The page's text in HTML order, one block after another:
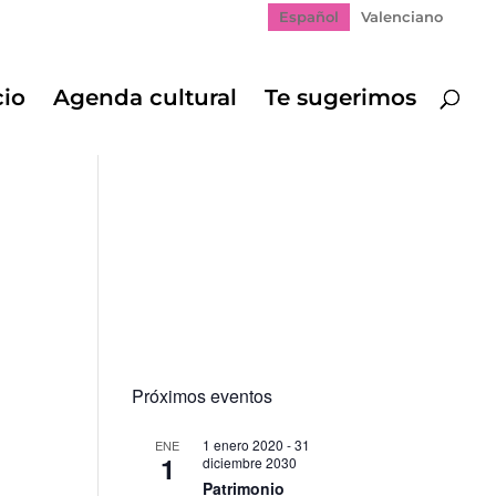
Español Valenciano
Agenda cultural Te sugerimos
Próximos eventos
ENE
1
1 enero 2020 -31
diciembre 2030
Patrimonio